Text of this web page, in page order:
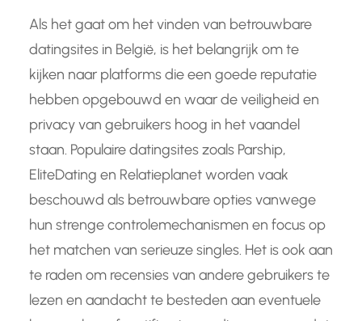
Als het gaat om het vinden van betrouwbare
datingsites in België, is het belangrijk om te
kijken naar platforms die een goede reputatie
hebben opgebouwd en waar de veiligheid en
privacy van gebruikers hoog in het vaandel
staan. Populaire datingsites zoals Parship,
EliteDating en Relatieplanet worden vaak
beschouwd als betrouwbare opties vanwege
hun strenge controlemechanismen en focus op
het matchen van serieuze singles. Het is ook aan
te raden om recensies van andere gebruikers te
lezen en aandacht te besteden aan eventuele